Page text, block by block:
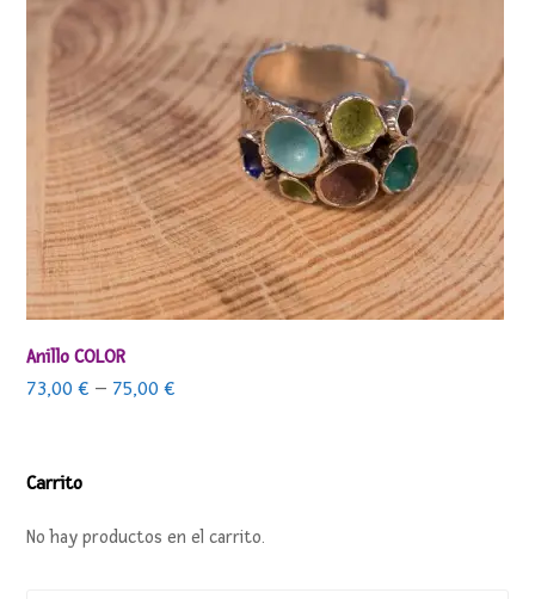
Anillo COLOR
73,00€ – 75,00€
Carrito
No hay productos en el carrito.